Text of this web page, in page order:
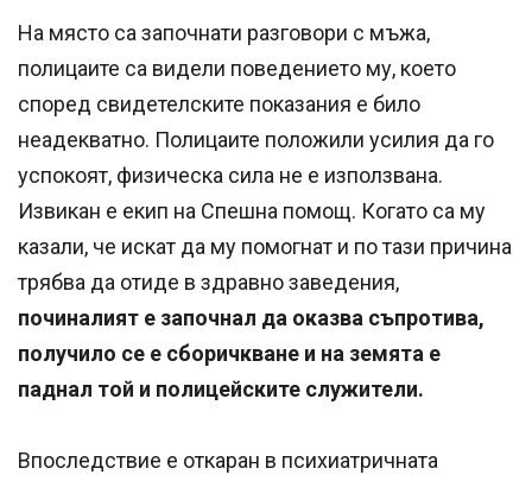
На място са започнати разговори с мъжа,
полицаите са видели поведението му, което
според свидетелските показания е било
неадекватно. Полицаите положили усилия да го
успокоят, физическа сила не е използвана.
Извикан е екип на Спешна помощ. Когато са му
казали, че искат да му помогнат и по тази причина
трябва да отиде в здравно заведения,
починалият е започнал да оказва съпротива,
получило се е сборичкване и на земята е
паднал той и полицейските служители.
Впоследствие е откаран в психиатричната